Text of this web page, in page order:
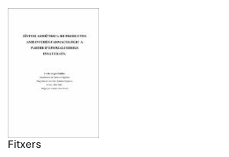
Fitxers